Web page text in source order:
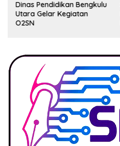
Dinas Pendidikan Bengkulu
Utara Gelar Kegiatan
O2SN